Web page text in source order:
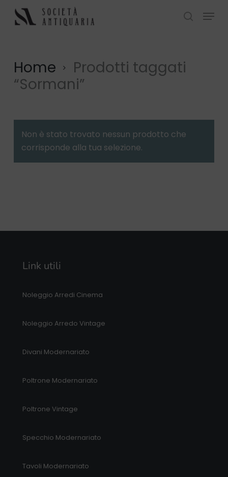
Skip
search
Menu
Home
Prodotti taggati
“Sormani”
Non è stato trovato nessun prodotto che
corrisponde alla tua selezione.
Link utili
Noleggio Arredi Cinema
Noleggio Arredo Vintage
Divani Modernariato
Poltrone Modernariato
Poltrone Vintage
Specchio Modernariato
Tavoli Modernariato